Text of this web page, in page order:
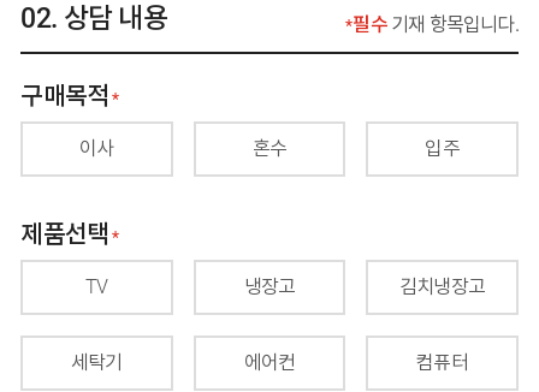
상담 내용 필수기재 항목입니다.
구매목적 필수 입력 사항
이사 혼수 입주
제품선택 필수 입력 사항
TV 냉장고 김치냉장고
세탁기 에어컨 컴퓨터